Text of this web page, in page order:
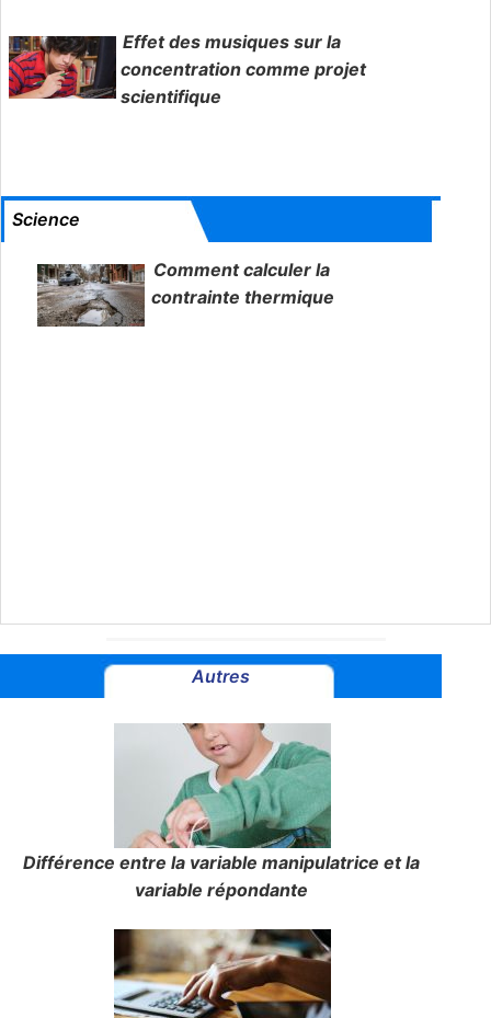
Effet des musiques sur la
concentration comme projet
scientifique
Science
Comment calculer la
contrainte thermique
Autres
Différence entre la variable manipulatrice et la
variable répondante